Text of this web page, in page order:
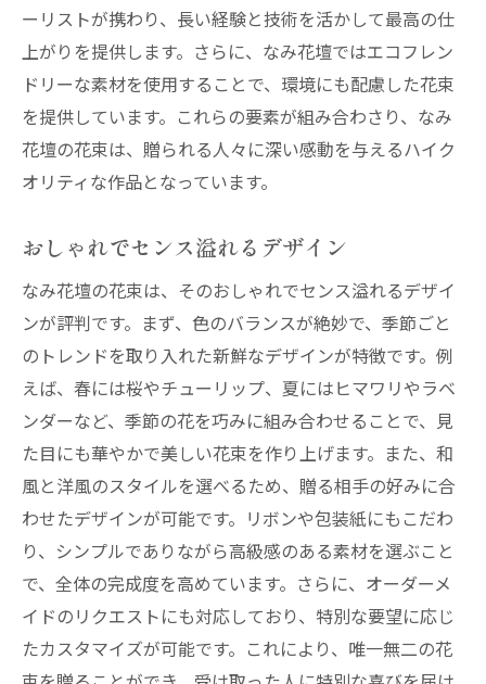
ーリストが携わり、長い経験と技術を活かして最高の仕
上がりを提供します。さらに、なみ花壇ではエコフレン
ドリーな素材を使用することで、環境にも配慮した花束
を提供しています。これらの要素が組み合わさり、なみ
花壇の花束は、贈られる人々に深い感動を与えるハイク
オリティな作品となっています。
おしゃれでセンス溢れるデザイン
なみ花壇の花束は、そのおしゃれでセンス溢れるデザイ
ンが評判です。まず、色のバランスが絶妙で、季節ごと
のトレンドを取り入れた新鮮なデザインが特徴です。例
えば、春には桜やチューリップ、夏にはヒマワリやラベ
ンダーなど、季節の花を巧みに組み合わせることで、見
た目にも華やかで美しい花束を作り上げます。また、和
風と洋風のスタイルを選べるため、贈る相手の好みに合
わせたデザインが可能です。リボンや包装紙にもこだわ
り、シンプルでありながら高級感のある素材を選ぶこと
で、全体の完成度を高めています。さらに、オーダーメ
イドのリクエストにも対応しており、特別な要望に応じ
たカスタマイズが可能です。これにより、唯一無二の花